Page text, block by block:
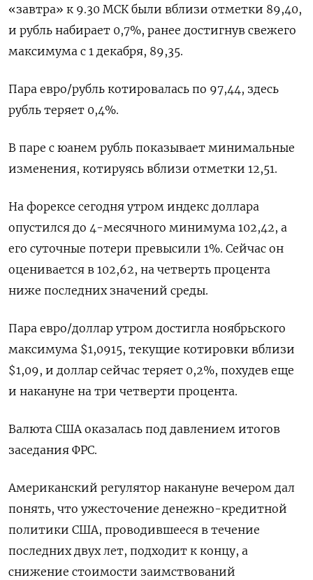
«завтра» к 9.30 МСК были вблизи отметки 89,40,
и рубль набирает 0,7%, ранее достигнув свежего
максимума с 1 декабря, 89,35.
Пара евро/рубль котировалась по 97,44, здесь
рубль теряет 0,4%.
В паре с юанем рубль показывает минимальные
изменения, котируясь вблизи отметки 12,51.
На форексе сегодня утром индекс доллара
опустился до 4-месячного минимума 102,42, а
его суточные потери превысили 1%. Сейчас он
оценивается в 102,62, на четверть процента
ниже последних значений среды.
Пара евро/доллар утром достигла ноябрьского
максимума $1,0915, текущие котировки вблизи
$1,09, и доллар сейчас теряет 0,2%, похудев еще
и накануне на три четверти процента.
Валюта США оказалась под давлением итогов
заседания ФРС.
Американский регулятор накануне вечером дал
понять, что ужесточение денежно-кредитной
политики США, проводившееся в течение
последних двух лет, подходит к концу, а
снижение стоимости заимствований